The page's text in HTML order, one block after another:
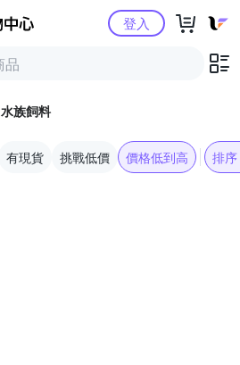
Yahoo購物中心登入
水族飼料
有現貨 挑戰低價 價格低到高 排序